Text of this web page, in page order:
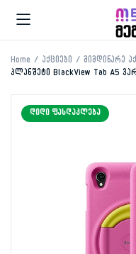
Home აქციები
მიმდინარე
პლანშეტი BlackView Tab A5
ᲓᲘᲓᲘ ᲤᲐᲡᲓᲐᲙᲚᲔᲑᲐ